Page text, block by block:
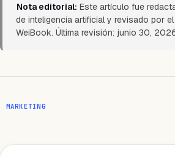
Nota editorial: Este artículo fue
de inteligencia artificial y revisado por
WeiBook. Última revisión: junio 30,
MARKETING